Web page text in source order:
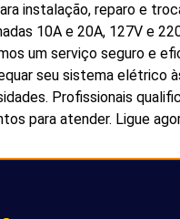
instalação, reparo e
10A e 20A, 127V e
um serviço seguro e
seu sistema elétrico
Profissionais
para atender. Ligue